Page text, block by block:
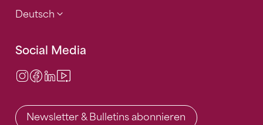
Deutsch
Social Media
Instagram
Facebook
LinkedIn
Newsletter & Bulletins abonnieren